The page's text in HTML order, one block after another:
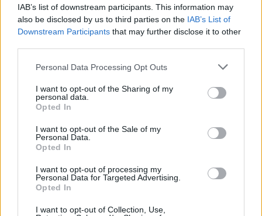
IAB’s list of downstream participants. This information may
also be disclosed by us to third parties on the IAB’s List of
Downstream Participants that may further disclose it to other
Please note that this website/app uses one or more Google
not limited to your visit or usage behaviour. You may click to
grant or deny consent to Google and its third-party tags to
use your data for below specified purposes in below Google
consent section.
Personal Data Processing Opt Outs
I want to opt-out of the Sharing of my
personal data.
Opted In
I want to opt-out of the Sale of my
Personal Data.
Opted In
I want to opt-out of processing my
Personal Data for Targeted Advertising.
Opted In
I want to opt-out of Collection, Use,
Nem tilthatják meg, hogy nyilatkozz
egy tüntetésen
A Becsület napja a magyarországi szélsőjobboldal
rendszerint több európai országból is érkeznek
résztvevők. Az idei rendezvényről szóló felhívásban a
a szervezők kommunikálhatnak, az eseményről